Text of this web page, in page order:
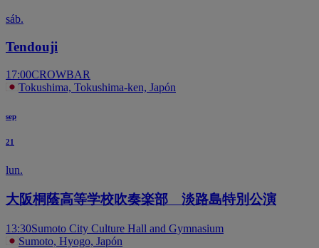
sáb.
Tendouji
17:00CROWBAR
Tokushima, Tokushima-ken, Japón
sep
21
lun.
大阪桐蔭高等学校吹奏楽部 淡路島特別公演
13:30Sumoto City Culture Hall and Gymnasium
Sumoto, Hyogo, Japón